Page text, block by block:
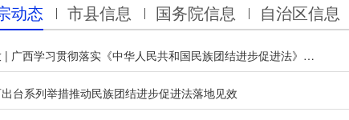
动态 市县信息 国务院信息 自治区信息
回放 | 广西学习贯彻落实《中华人民共和国民族团结进步促进法》新闻发布会
台系列举措推动民族团结进步促进法落地见效